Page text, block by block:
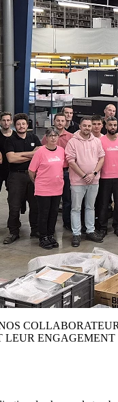
LEUR ENGAGEMENT